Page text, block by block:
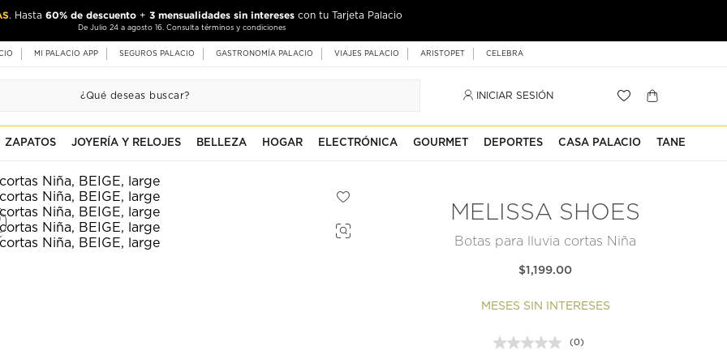
. Hasta 60% de descuento + 3 mensualidades sin intereses con tu Tarjeta Palacio
De Julio 24 a agosto 16. Consulta términos y condiciones
MI PALACIO APP SEGUROS PALACIO GASTRONOMÍA PALACIO VIAJES PALACIO ARISTOPET CELEBRA
INICIAR SESIÓN
ZAPATOS JOYERÍA Y RELOJES BELLEZA HOGAR ELECTRÓNICA GOURMET DEPORTES CASA PALACIO TANE
MELISSA SHOES
Botas para lluvia cortas Niña
$1,199.00
MESES SIN INTERESES
Sin
(0)